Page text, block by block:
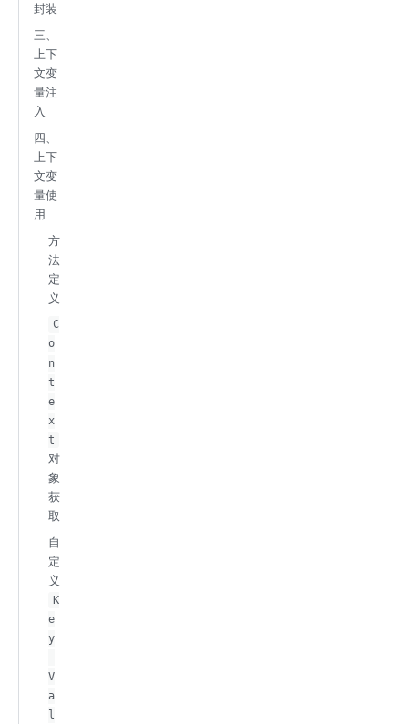
封装
三、
上下
文变
量注
入
四、
上下
文变
量使
用
方
法
定
义
C
o
n
t
e
x
t
对
象
获
取
自
定
义
K
e
y
-
V
a
l